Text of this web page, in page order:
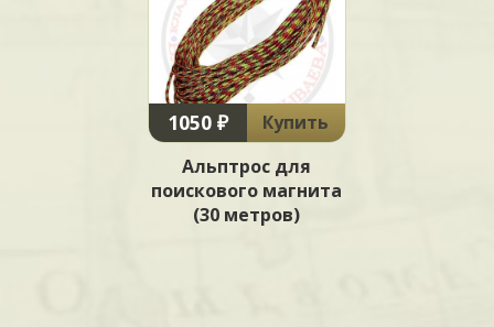
1050 ₽
Купить
Альптрос для
поискового магнита
(30 метров)